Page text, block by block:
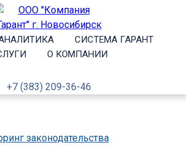
СИСТЕМА ГАРАНТ
О КОМПАНИИ
+7 (383) 209-36-46
законодательства